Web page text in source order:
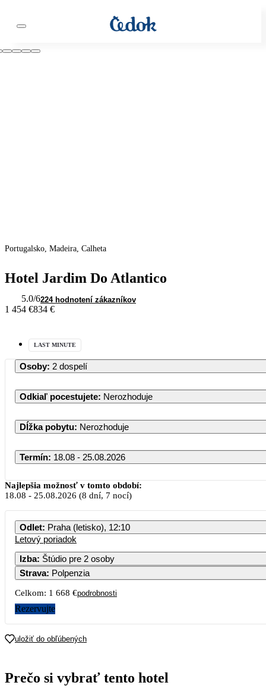
Portugalsko, Madeira, Calheta
Hotel Jardim Do Atlantico
5.0/6224 hodnotení zákazníkov
1 454 €834 €
LAST MINUTE
Osoby: 2 dospelí
Odkiaľ pocestujete: Nerozhoduje
Dĺžka pobytu: Nerozhoduje
Termín: 18.08 - 25.08.2026
Najlepšia možnosť v tomto období:
18.08 - 25.08.2026 (8 dní, 7 nocí)
Odlet: Praha (letisko), 12:10
Letový poriadok
Izba: Štúdio pre 2 osoby
Strava: Polpenzia
Celkom: 1 668 €podrobnosti
Rezervujte
uložiť do obľúbených
Prečo si vybrať tento hotel